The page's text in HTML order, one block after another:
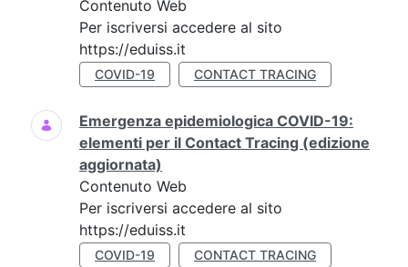
Contenuto Web
Per iscriversi accedere al sito
https://eduiss.it
COVID-19 CONTACT TRACING
Emergenza epidemiologica COVID-19:
elementi per il Contact Tracing (edizione
aggiornata)
Contenuto Web
Per iscriversi accedere al sito
https://eduiss.it
COVID-19 CONTACT TRACING